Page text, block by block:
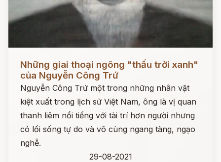
Những giai thoại ngông "thấu trời xanh"
của Nguyễn Công Trứ
Nguyễn Công Trứ một trong những nhân vật
kiệt xuất trong lịch sử Việt Nam, ông là vị quan
thanh liêm nổi tiếng với tài trí hơn người nhưng
có lối sống tự do và vô cùng ngang tàng, ngạo
nghễ.
29-08-2021